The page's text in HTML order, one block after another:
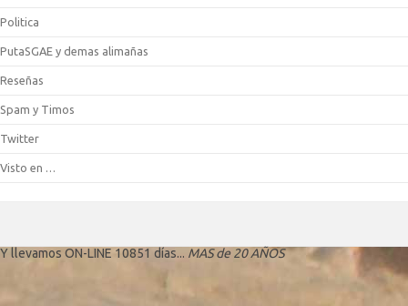
Politica
PutaSGAE y demas alimañas
Reseñas
Spam y Timos
Twitter
Visto en …
Y llevamos ON-LINE 10851 días... MAS de 20 AÑOS